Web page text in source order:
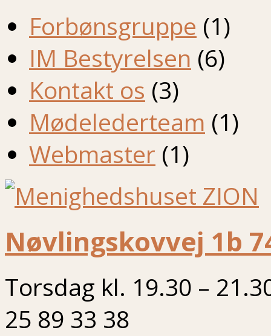
Forbønsgruppe (1)
IM Bestyrelsen (6)
Kontakt os (3)
Mødelederteam (1)
Webmaster (1)
Nøvlingskovvej 1b
Torsdag kl. 19.30 –
25 89 33 38